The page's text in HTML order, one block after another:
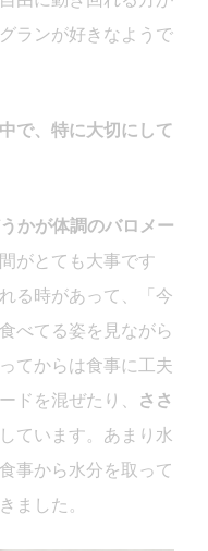
ランが好きなようで
で、特に大切にして
かが体調のバロメー
がとても大事です
る時があって、「今
べてる姿を見ながら
てからは食事に工夫
ドを混ぜたり、
ささ
しています。あまり水
事から水分を取って
ました。